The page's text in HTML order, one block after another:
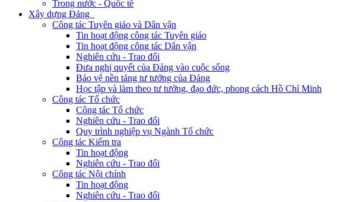
Trong nước - Quốc tế
Xây dựng Đảng
Công tác Tuyên giáo và Dân vận
Tin hoạt động công tác Tuyên giáo
Tin hoạt động công tác Dân vận
Nghiên cứu - Trao đổi
Đưa nghị quyết của Đảng vào cuộc sống
Bảo vệ nền tảng tư tưởng của Đảng
Học tập và làm theo tư tưởng, đạo đức, phong cách Hồ Chí Minh
Công tác Tổ chức
Công tác Tổ chức
Nghiên cứu - Trao đổi
Quy trình nghiệp vụ Ngành Tổ chức
Công tác Kiểm tra
Tin hoạt động
Nghiên cứu - Trao đổi
Công tác Nội chính
Tin hoạt động
Nghiên cứu - Trao đổi